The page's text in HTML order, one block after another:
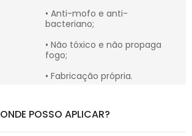
• Anti-mofo e anti-
bacteriano;
• Não tóxico e não propaga
fogo;
• Fabricação própria.
ONDE POSSO APLICAR?